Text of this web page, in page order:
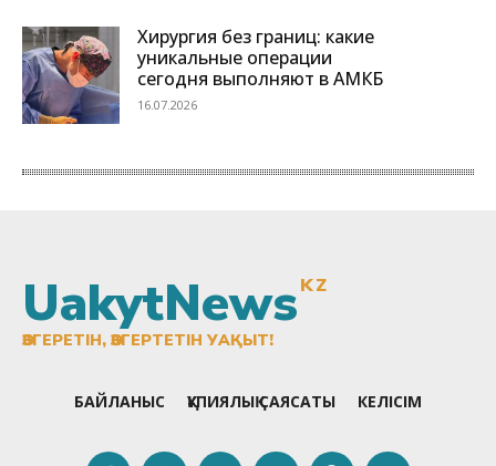
UakytNewsKZ
ӨЗГЕРЕТІН, ӨЗГЕРТЕТІН УАҚЫТ!
БАЙЛАНЫС ҚҰПИЯЛЫҚ САЯСАТЫ КЕЛІСІМ